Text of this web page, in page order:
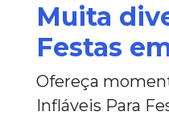
Muita
Festas
Ofereça
Infláveis Para